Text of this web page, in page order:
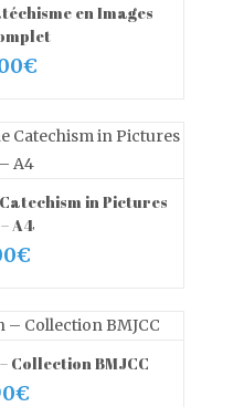
en Images
€
in Pictures
A4
€
Collection BMJCC
€